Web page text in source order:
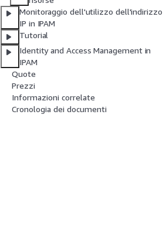
Monitoraggio dell'utilizzo dell'indirizzo
IP in IPAM
Tutorial
Identity and Access Management in
IPAM
Quote
Prezzi
Informazioni correlate
Cronologia dei documenti